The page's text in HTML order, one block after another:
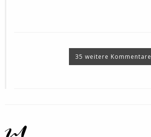
35 weitere Kommentare